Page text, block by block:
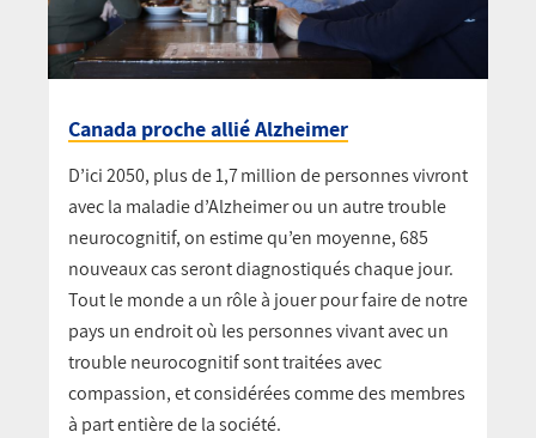
Canada proche allié Alzheimer
D’ici 2050, plus de 1,7 million de personnes vivront
avec la maladie d’Alzheimer ou un autre trouble
neurocognitif, on estime qu’en moyenne, 685
nouveaux cas seront diagnostiqués chaque jour.
Tout le monde a un rôle à jouer pour faire de notre
pays un endroit où les personnes vivant avec un
trouble neurocognitif sont traitées avec
compassion, et considérées comme des membres
à part entière de la société.